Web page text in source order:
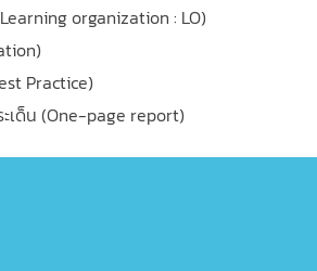
organization : LO)
Practice)
ะเด็น (One-page report)